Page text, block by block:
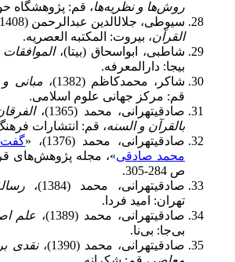
روش‌ها و نظریه‌ها، قم: پژوهشگاه
سیوطی، جلال‎الدین عبدالرحمن (1408ق)،
القرآن، بیروت: المکتبه العصریه.
شاطبی، ابواسحاق (بی‎تا)،
بی‎جا: دارالمعرفه.
شاکر، محمدکاظم (1382)،
مبانی
قم: مرکز جهانی علوم اسلامی.
صادقی‎تهرانی، محمد (1365)،
بالقرآن و السنه، قم: انتشارات
صادقی‎تهرانی، محمد (1376)، «
گفت
محمد صادقی
ص 284-305.
صادقی‎تهرانی، محمد (1384)،
تهران: امید فردا.
صادقی‎تهرانی، محمد (1389)،
علم
بی‌جا: بی‌نا.
صادقی‎تهرانی، محمد (1390)،
نقدى